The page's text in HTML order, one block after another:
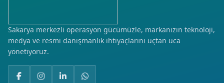
Sakarya merkezli operasyon gücümüzle, markanızın teknoloji,
medya ve resmi danışmanlık ihtiyaçlarını uçtan uca
yönetiyoruz.